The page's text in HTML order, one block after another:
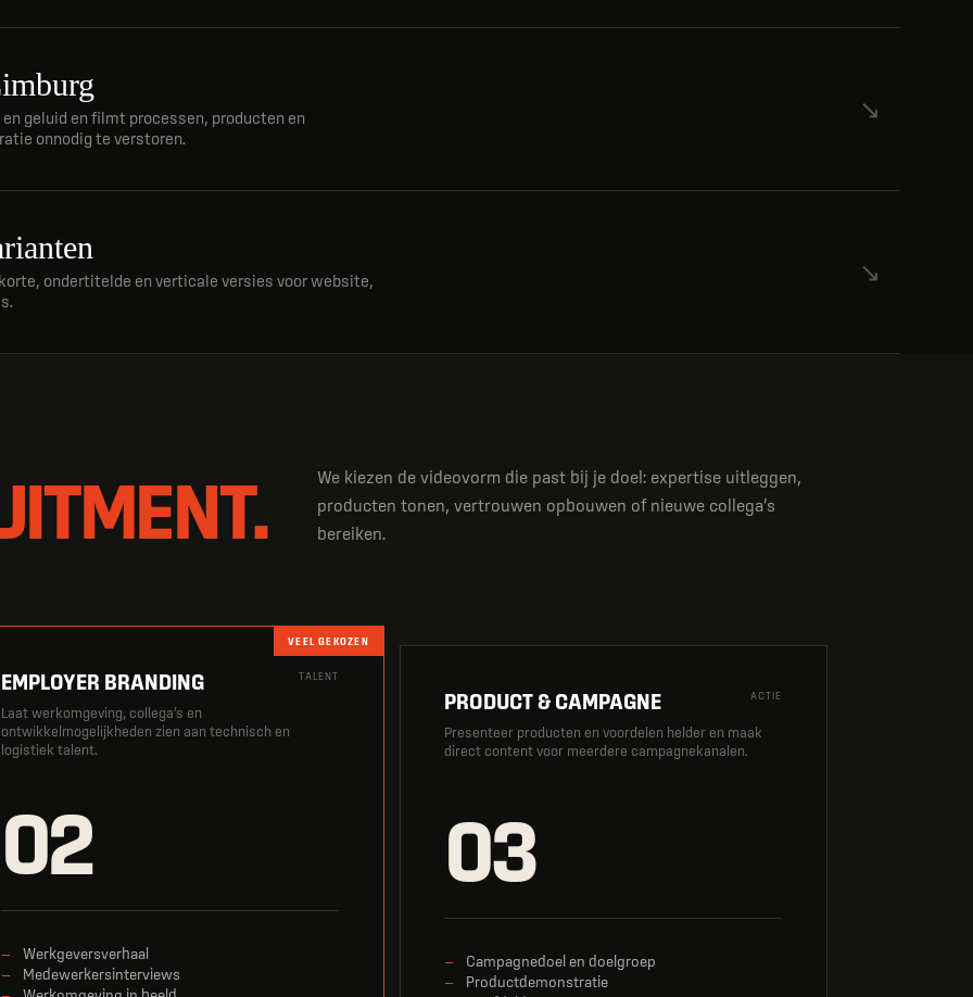
geluid en filmt processen, producten en
onnodig te verstoren.
ondertitelde en verticale versies voor website,
We kiezen de videovorm die past bij je doel: expertise uitleggen,
producten tonen, vertrouwen opbouwen of nieuwe collega’s
bereiken.
VEEL GEKOZEN
EMPLOYER BRANDING TALENT
Laat werkomgeving, collega’s en
ontwikkelmogelijkheden zien aan technisch en
logistiek talent.
02
Werkgeversverhaal
Medewerkersinterviews
PRODUCT & CAMPAGNE ACTIE
Presenteer producten en voordelen helder en maak
direct content voor meerdere campagnekanalen.
03
Campagnedoel en doelgroep
Productdemonstratie